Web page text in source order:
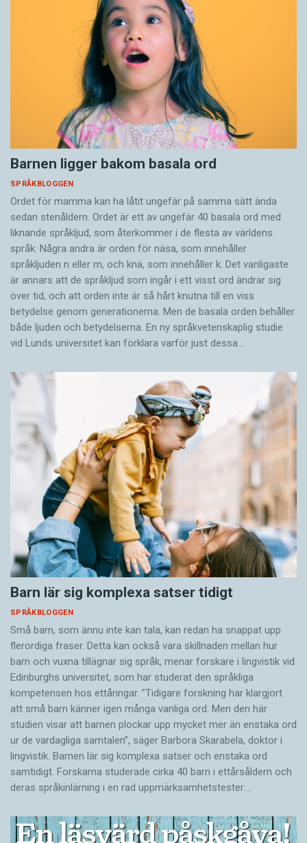
Barnen ligger bakom basala ord
SPRÅKBLOGGEN
Ordet för mamma kan ha låtit ungefär på samma sätt ända
sedan stenåldern. Ordet är ett av ungefär 40 basala ord med
liknande språkljud, som återkommer i de flesta av världens
språk. Några andra är orden för näsa, som innehåller
språkljuden n eller m, och knä, som innehåller k. Det vanligaste
är annars att de språkljud som ingår i ett visst ord ändrar sig
över tid, och att orden inte är så hårt knutna till en viss
betydelse genom generationerna. Men de basala orden behåller
både ljuden och betydelserna. En ny språkvetenskaplig studie
vid Lunds universitet kan förklara varför just dessa…
Barn lär sig komplexa satser tidigt
SPRÅKBLOGGEN
Små barn, som ännu inte kan tala, kan redan ha snappat upp
flerordiga fraser. Detta kan också vara skillnaden mellan hur
barn och vuxna tillägnar sig språk, menar forskare i lingvistik vid
Edinburghs universitet, som har studerat den språkliga
kompetensen hos ettåringar. ”Tidigare forskning har klargjort
att små barn känner igen många vanliga ord. Men den här
studien visar att barnen plockar upp mycket mer än enstaka ord
ur de vardagliga samtalen”, säger Barbora Skarabela, doktor i
lingvistik. Barnen lär sig komplexa satser och enstaka ord
samtidigt. Forskarna studerade cirka 40 barn i ettårsåldern och
deras språkinlärning i en rad uppmärksamhetstester.…